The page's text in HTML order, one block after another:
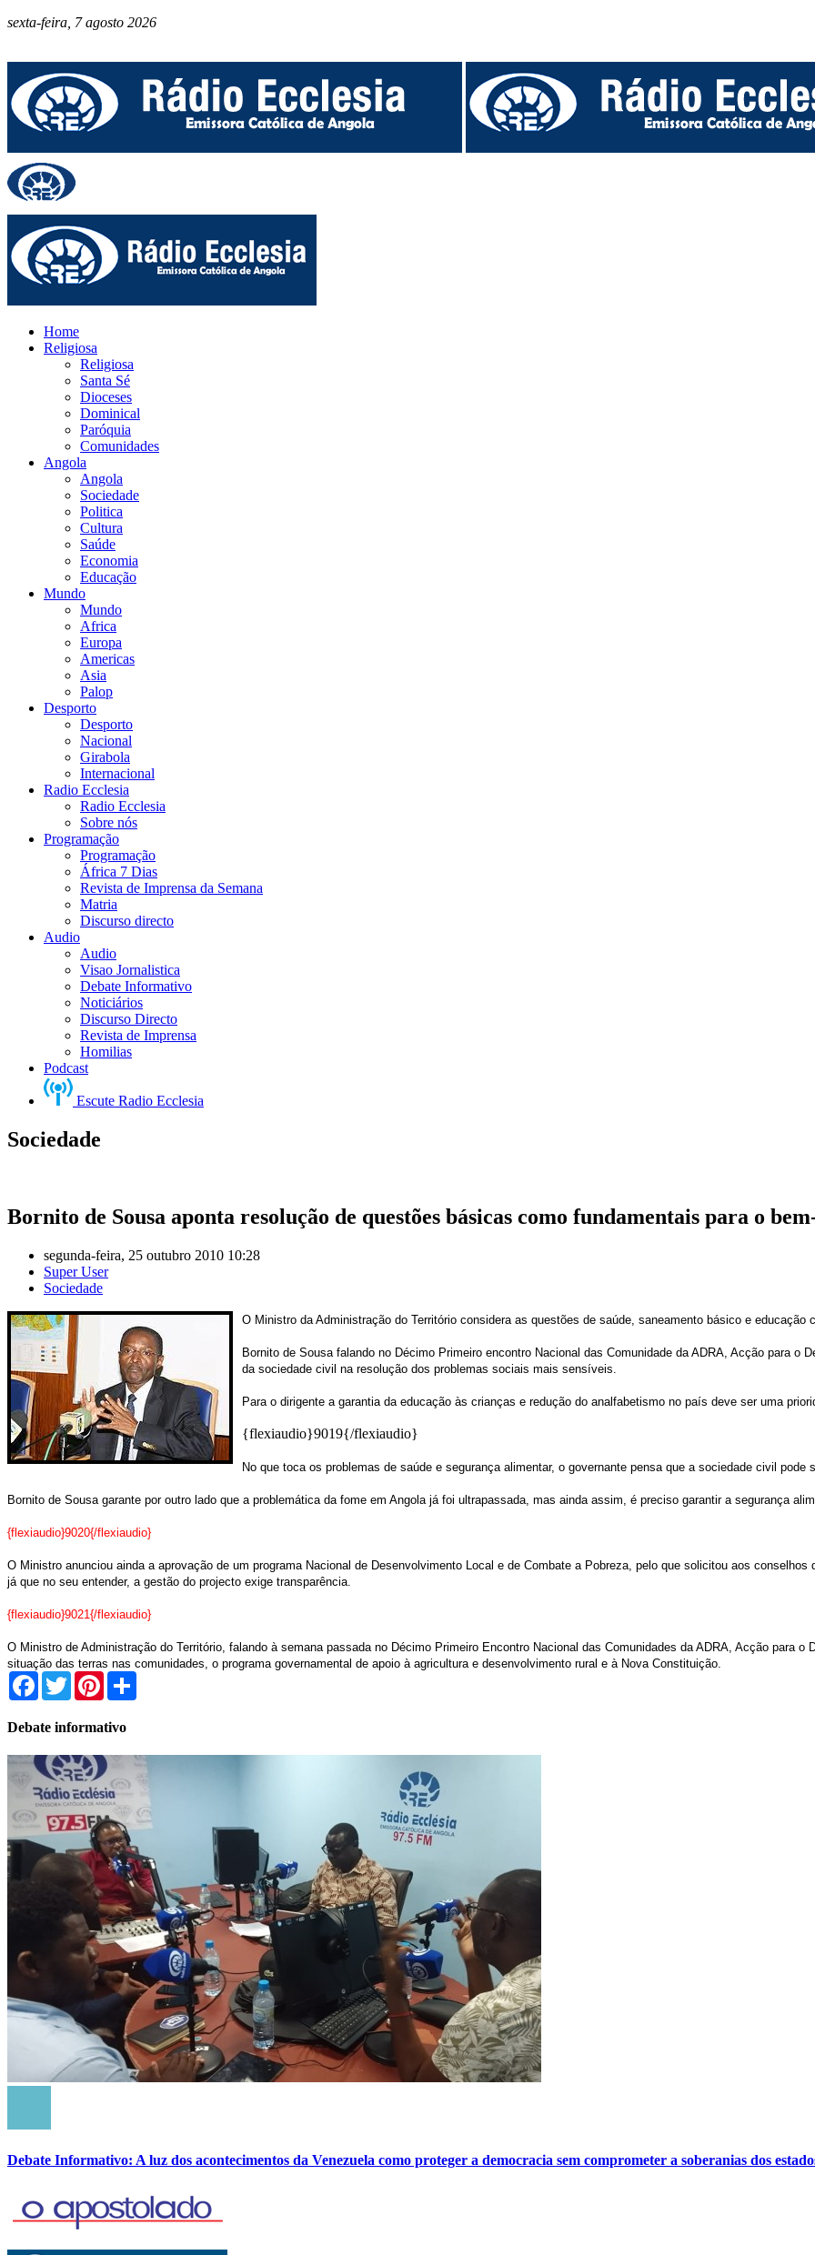
sexta-feira, 7 agosto 2026
Home
Religiosa
Religiosa
Santa Sé
Dioceses
Dominical
Paróquia
Comunidades
Angola
Angola
Sociedade
Politica
Cultura
Saúde
Economia
Educação
Mundo
Mundo
Africa
Europa
Americas
Asia
Palop
Desporto
Desporto
Nacional
Girabola
Internacional
Radio Ecclesia
Radio Ecclesia
Sobre nós
Programação
Programação
África 7 Dias
Revista de Imprensa da Semana
Matria
Discurso directo
Audio
Audio
Visao Jornalistica
Debate Informativo
Noticiários
Discurso Directo
Revista de Imprensa
Homilias
Podcast
Escute Radio Ecclesia
Sociedade
Bornito de Sousa aponta resolução de questões básicas como fundamentais para o
segunda-feira, 25 outubro 2010 10:28
Super User
Sociedade
O Ministro da Administração do Território considera as questões de saúde, saneamento básico e
Bornito de Sousa falando no Décimo Primeiro encontro Nacional das Comunidade da ADRA, Acção para o
da sociedade civil na resolução dos problemas sociais mais sensíveis.
Para o dirigente a garantia da educação às crianças e redução do analfabetismo no país deve ser uma
{flexiaudio}9019{/flexiaudio}
No que toca os problemas de saúde e segurança alimentar, o governante pensa que a sociedade civil pode
Bornito de Sousa garante por outro lado que a problemática da fome em Angola já foi ultrapassada, mas ainda assim, é preciso garantir a segurança
{flexiaudio}9020{/flexiaudio}
O Ministro anunciou ainda a aprovação de um programa Nacional de Desenvolvimento Local e de Combate a Pobreza, pelo que solicitou aos
já que no seu entender, a gestão do projecto exige transparência.
{flexiaudio}9021{/flexiaudio}
O Ministro de Administração do Território, falando à semana passada no Décimo Primeiro Encontro Nacional das Comunidades da ADRA, Acção para
situação das terras nas comunidades, o programa governamental de apoio à agricultura e desenvolvimento rural e à Nova Constituição.
Facebook
TwitterPinterest
Debate informativo
Debate Informativo: A luz dos acontecimentos da Venezuela como proteger a democracia sem comprometer a soberanias dos